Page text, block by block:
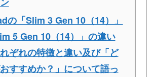
の「Slim 3 Gen 10（14）」
5 Gen 10（14）」の違い
ぞれの特徴と違い及び「ど
すすめか？」について語っ